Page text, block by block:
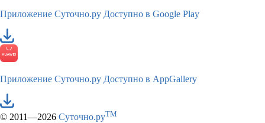
Приложение Суточно.ру Доступно в Google Play
Приложение Суточно.ру Доступно в AppGallery
© 2011—2026 Суточно.руTM